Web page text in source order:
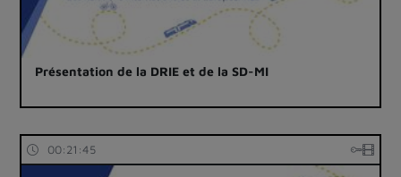
Présentation de la DRIE et de la SD-MI
00:21:45